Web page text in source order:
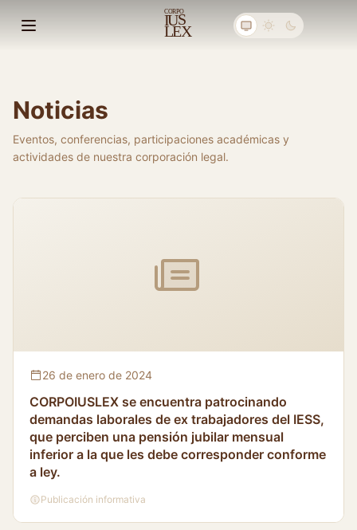
Abrir menú principal
US
I
LEX
CORPO
Noticias
Eventos, conferencias, participaciones académicas y
actividades de nuestra corporación legal.
26 de enero de 2024
CORPOIUSLEX se encuentra patrocinando
demandas laborales de ex trabajadores del IESS,
que perciben una pensión jubilar mensual
inferior a la que les debe corresponder conforme
a ley.
Publicación informativa